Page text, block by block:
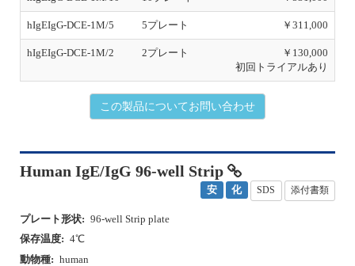
hIgEIgG-DCE-1M/5 5プレート ￥311,000
hIgEIgG-DCE-1M/2 2プレート
￥130,000
初回トライアルあり
この製品についてお問い合わせ
Human IgE/IgG 96-well Strip
安 化 SDS 添付書類
プレート形状: 96-well Strip plate
保存温度: 4℃
動物種: human